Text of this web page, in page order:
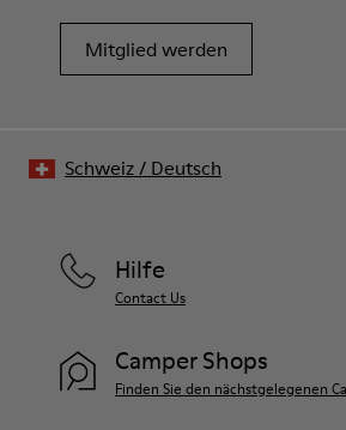
Mitglied werden
Hilfe
Contact Us
Camper Shops
Finden Sie den nächstgelegenen
Schweiz/ Deutsch